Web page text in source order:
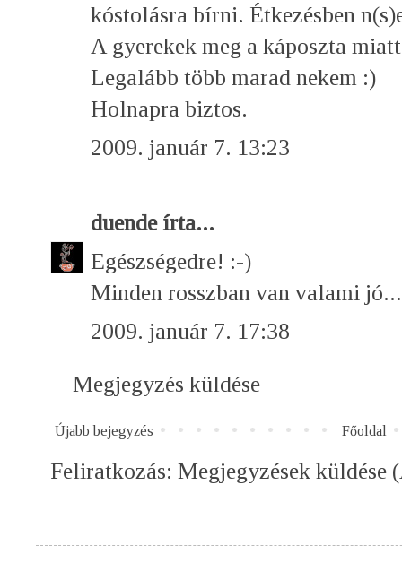
kóstolásra bírni. Étkezésben
A gyerekek meg a káposzta
Legalább több marad nekem :)
Holnapra biztos.
2009. január 7. 13:23
duendeírta...
Egészségedre! :-)
Minden rosszban van valami
2009. január 7. 17:38
Megjegyzés küldése
Újabb bejegyzés Főoldal
Feliratkozás: Megjegyzések küldése